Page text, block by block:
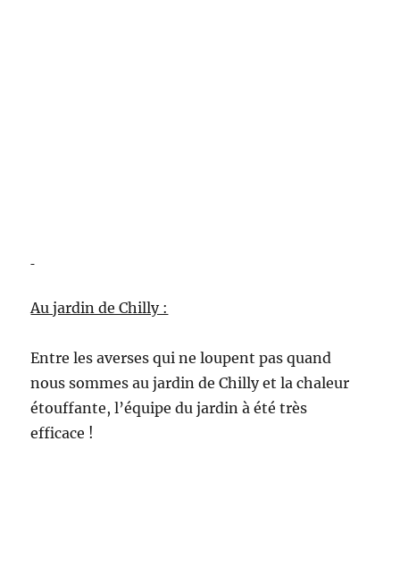
Au jardin de Chilly :
Entre les averses qui ne loupent pas quand
nous sommes au jardin de Chilly et la chaleur
étouffante, l’équipe du jardin à été très
efficace !